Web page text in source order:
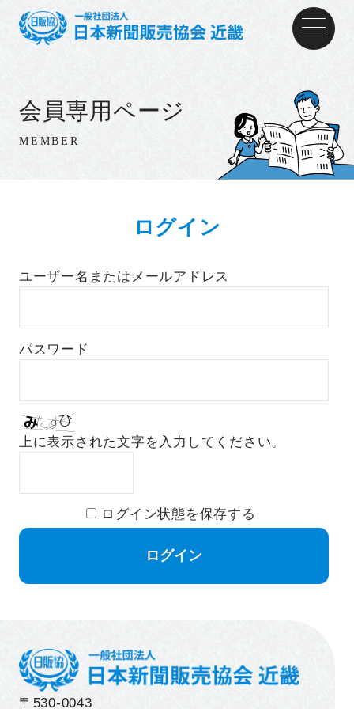
会員専用ページ
MEMBER
ログイン
ユーザー名またはメールアドレス
パスワード
上に表示された文字を入力してください。
ログイン状態を保存する
〒530-0043